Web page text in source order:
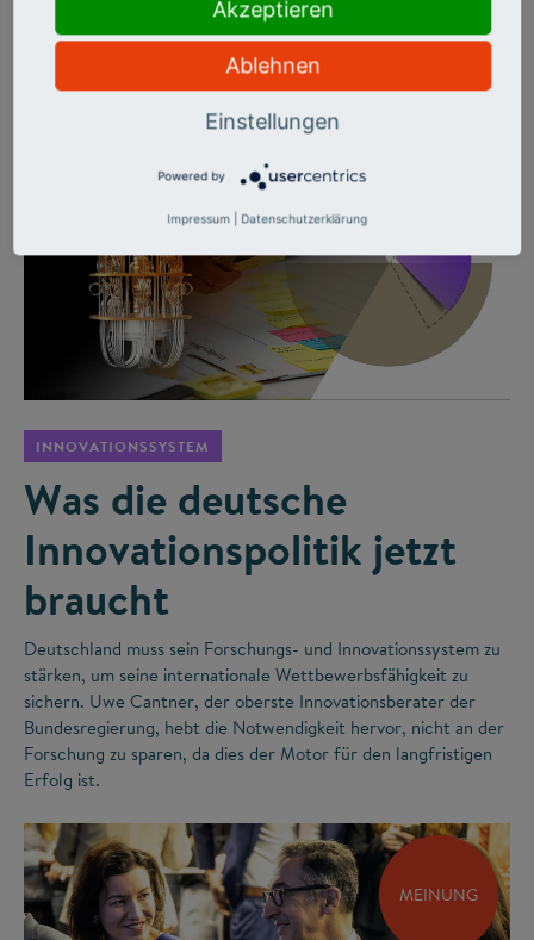
bereit, brauchen aber weniger Bürokratie, bessere
Infrastruktur und echte Netzwerke.
INNOVATIONSSYSTEM
Was die deutsche
Innovationspolitik jetzt
braucht
Deutschland muss sein Forschungs- und Innovationssystem zu
stärken, um seine internationale Wettbewerbsfähigkeit zu
sichern. Uwe Cantner, der oberste Innovationsberater der
Bundesregierung, hebt die Notwendigkeit hervor, nicht an der
Forschung zu sparen, da dies der Motor für den langfristigen
Erfolg ist.
MEINUNG
Akzeptieren
Ablehnen
Einstellungen
Powered by
Impressum Datenschutzerklärung